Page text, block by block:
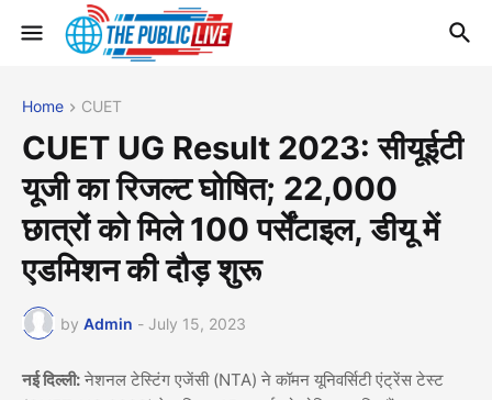
Home CUET
CUET UG Result 2023: सीयूईटी
यूजी का रिजल्ट घोषित; 22,000
छात्रों को मिले 100 पर्सेंटाइल, डीयू में
एडमिशन की दौड़ शुरू
by Admin - July 15, 2023
नई दिल्ली: नेशनल टेस्टिंग एजेंसी (NTA) ने कॉमन यूनिवर्सिटी एंट्रेंस टेस्ट